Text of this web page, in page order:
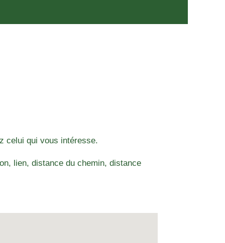
celui qui vous intéresse.
lien, distance du chemin, distance